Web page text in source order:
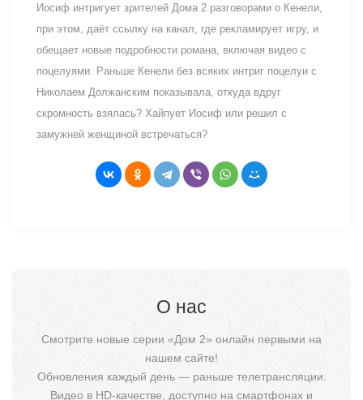
Иосиф интригует зрителей Дома 2 разговорами о Кенели,
при этом, даёт ссылку на канал, где рекламирует игру, и
обещает новые подробности романа, включая видео с
поцелуями. Раньше Кенели без всяких интриг поцелуи с
Николаем Должанским показывала, откуда вдруг
скромность взялась? Хайпует Иосиф или решил с
замужней женщиной встречаться?
О нас
Смотрите новые серии «Дом 2» онлайн первыми на
нашем сайте!
Обновления каждый день — раньше телетрансляции.
Видео в HD-качестве, доступно на смартфонах и